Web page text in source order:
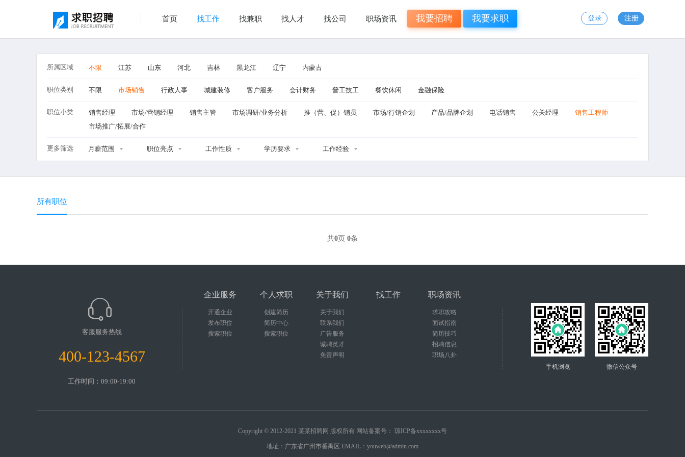
首页 找工作 找兼职 找人才 找公司 职场资讯 我要招聘 我要求职 登录 注册
所属区域 不限 江苏 山东 河北 吉林 黑龙江 辽宁 内蒙古
职位类别 不限 市场销售 行政人事 城建装修 客户服务 会计财务 普工技工 餐饮休闲 金融保险
职位小类 销售经理 市场/营销经理 销售主管 市场调研/业务分析 推（营、促）销员 市场/行销企划 产品/品牌企划 电话销售 公关经理
销售工程师
市场推广/拓展/合作
更多筛选 月薪范围 职位亮点 工作性质 学历要求 工作经验
所有职位
共0页 0条
客服服务热线
400-123-4567
工作时间：09:00-19:00
企业服务
开通企业
发布职位
搜索职位
个人求职
创建简历
简历中心
搜索职位
关于我们
关于我们
联系我们
广告服务
诚聘英才
免责声明
找工作 职场资讯
求职攻略
面试指南
简历技巧
招聘信息
职场八卦
微信公众号
手机浏览
Copyright © 2012-2021 某某招聘网 版权所有 网站备案号： 琼ICP备xxxxxxxx号
地址：广东省广州市番禺区 EMAIL：youweb@admin.com